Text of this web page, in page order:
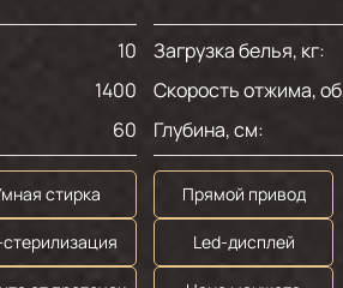
10
1400
60
стирка
Загрузка белья, кг:
Скорость отжима,
Глубина, см:
Прямой привод
Led-дисплей